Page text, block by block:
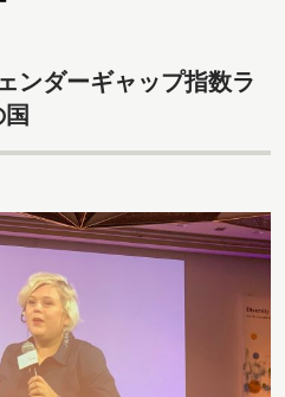
ンダーギャップ指数ラ